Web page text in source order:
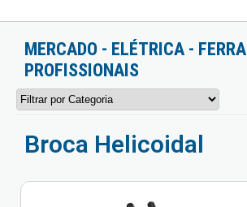
MERCADO - ELÉTRICA -
PROFISSIONAIS
Broca Helicoidal